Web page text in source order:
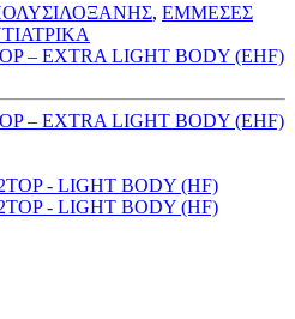
, ΕΜΜΕΣΕΣ
– EXTRA LIGHT BODY (EHF)
– EXTRA LIGHT BODY (EHF)